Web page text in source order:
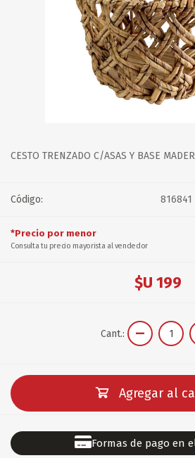
CESTO TRENZADO C/ASAS Y BASE
Código: 816841
*Precio por menor
Consulta tu precio mayorista al vendedor
$U 199
Cant.:
Agregar al
Formas de pago en